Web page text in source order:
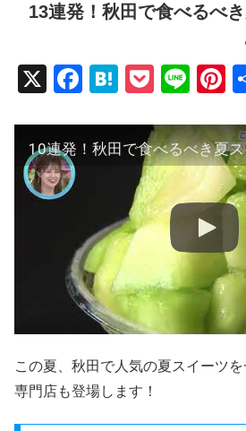
13連発！秋田で食べるべ
X
F
c
e
o
k
H
e
n
a
P
ck
et
Li
e
e
10連発！秋田で食べるべき夏
この夏、秋田で人気の夏スイーツ
専門店も登場します！